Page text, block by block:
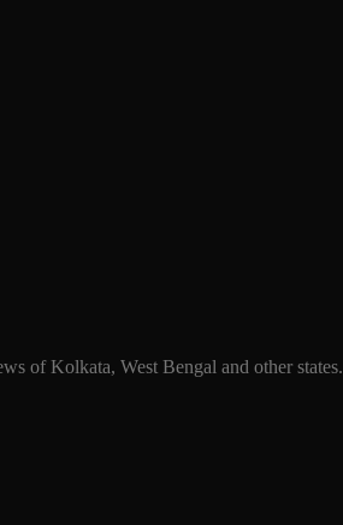
of Kolkata, West Bengal and other states.